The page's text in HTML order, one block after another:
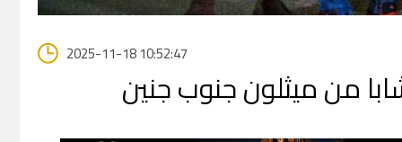
2025-11-18 10:52:47
من ميثلون جنوب جنين